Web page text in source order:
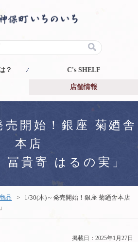
？ C's SHELF
店舗情報
開始！銀座 菊廼舎
本店
冨貴寄 はるの実」
品 >
1/30(木)～発売開始！銀座 菊廼舎本店
掲載日：2025年1月27日